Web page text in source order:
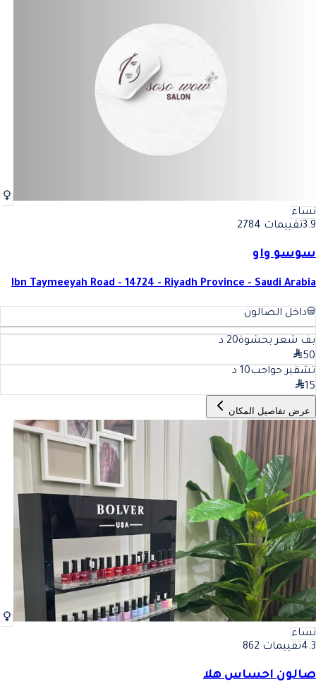
نساء
3.9تقييمات 2784
سوسو واو
Ibn Taymeeyah Road - 14724 - Riyadh Province - Saudi Arabia
داخل الصالون
بف شعر بحشوة20 د
50
تشقير حواجب10 د
15
عرض تفاصيل المكان
نساء
4.3تقييمات 862
صالون احساس هلا